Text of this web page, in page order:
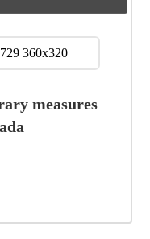
measures